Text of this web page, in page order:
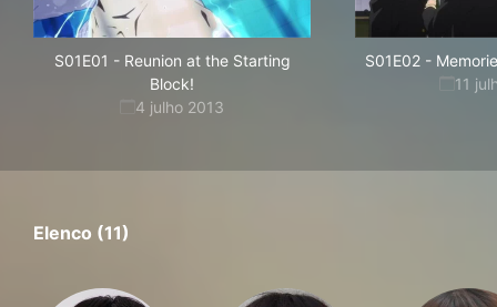
S01E01 - Reunion at the Starting
Block!
4 julho 2013
S01E02 -
11
Elenco (11)